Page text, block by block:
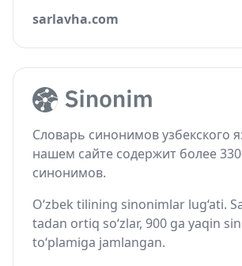
sarlavha.com
Словарь синонимов узбекского
нашем сайте содержит более
синонимов.
O‘zbek tilining sinonimlar lug‘ati.
tadan ortiq so‘zlar, 900 ga yaqin
to‘plamiga jamlangan.